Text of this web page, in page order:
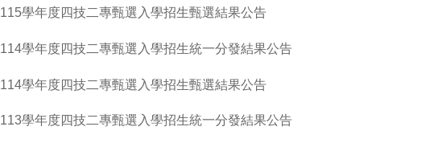
115學年度四技二專甄選入學招生甄選結果公告
114學年度四技二專甄選入學招生統一分發結果公告
114學年度四技二專甄選入學招生甄選結果公告
113學年度四技二專甄選入學招生統一分發結果公告